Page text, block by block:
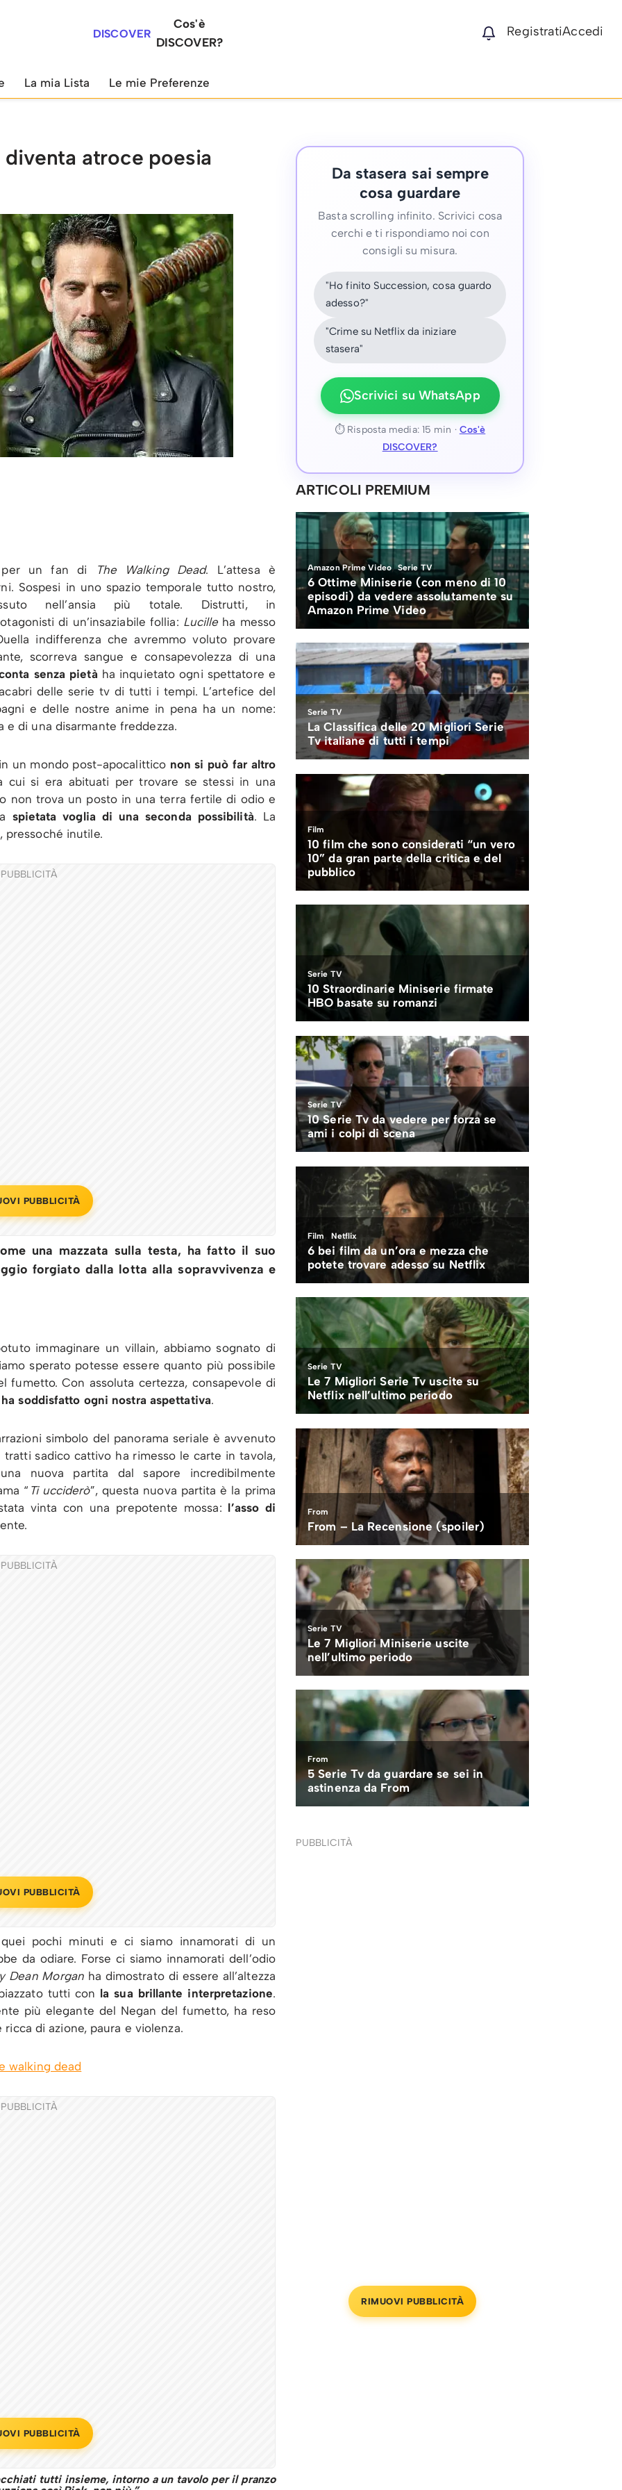
DISCOVER
Cos'è
DISCOVER?
RegistratiAccedi
La mia Lista Le mie Preferenze
diventa atroce poesia
per un fan di The Walking Dead. L’attesa è
Sospesi in uno spazio temporale tutto nostro,
nell’ansia più totale. Distrutti, in
di un’insaziabile follia: Lucille ha messo
indifferenza che avremmo voluto provare
scorreva sangue e consapevolezza di una
senza pietà ha inquietato ogni spettatore e
delle serie tv di tutti i tempi. L’artefice del
e delle nostre anime in pena ha un nome:
e di una disarmante freddezza.
un mondo post-apocalittico non si può far altro
cui si era abituati per trovare se stessi in una
non trova un posto in una terra fertile di odio e
spietata voglia di una seconda possibilità. La
pressoché inutile.
PUBBLICITÀ
PUBBLICITÀ
una mazzata sulla testa, ha fatto il suo
forgiato dalla lotta alla sopravvivenza e
immaginare un villain, abbiamo sognato di
sperato potesse essere quanto più possibile
fumetto. Con assoluta certezza, consapevole di
soddisfatto ogni nostra aspettativa.
simbolo del panorama seriale è avvenuto
sadico cattivo ha rimesso le carte in tavola,
nuova partita dal sapore incredibilmente
“ Ti ucciderò”, questa nuova partita è la prima
vinta con una prepotente mossa: l’asso di
PUBBLICITÀ
PUBBLICITÀ
pochi minuti e ci siamo innamorati di un
da odiare. Forse ci siamo innamorati dell’odio
Dean Morganha dimostrato di essere all’altezza
tutti con la sua brillante interpretazione.
più elegante del Negan del fumetto, ha reso
di azione, paura e violenza.
PUBBLICITÀ
PUBBLICITÀ
tutti insieme, intorno a un tavolo per il pranzo
Da stasera sai sempre
cosa guardare
Basta scrolling infinito. Scrivici cosa
cerchi e ti rispondiamo noi con
consigli su misura.
"Ho finito Succession, cosa guardo
adesso?"
"Crime su Netflix da iniziare
stasera"
Scrivici su WhatsApp
⏱ Risposta media: 15 min · Cos'è
DISCOVER?
ARTICOLI PREMIUM
PUBBLICITÀ
RIMUOVI PUBBLICITÀ